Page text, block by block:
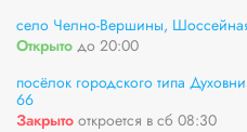
село Челно-Вершины,
Открыто до 20:00
посёлок городского типа
66
Закрыто откроется в сб 08:30